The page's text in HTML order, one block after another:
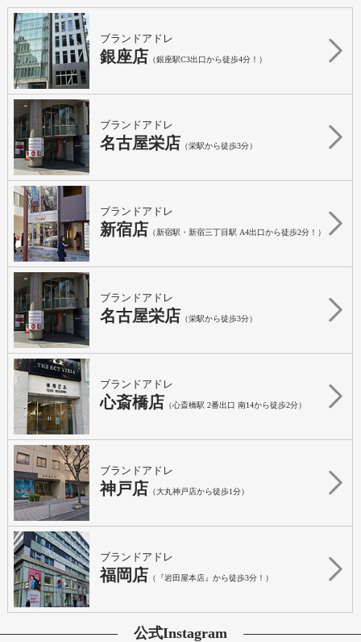
ブランドアドレ
銀座店 （銀座駅C3出口から徒歩4分！）
ブランドアドレ
名古屋栄店 （栄駅から徒歩3分）
ブランドアドレ
新宿店 （新宿駅・新宿三丁目駅 A4出口から徒歩2分！）
ブランドアドレ
名古屋栄店 （栄駅から徒歩3分）
ブランドアドレ
心斎橋店 （心斎橋駅 2番出口 南14から徒歩2分）
ブランドアドレ
神戸店 （大丸神戸店から徒歩1分）
ブランドアドレ
福岡店 （『岩田屋本店』から徒歩3分！）
公式Instagram